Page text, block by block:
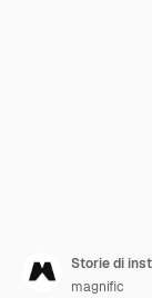
Storie di
magnific